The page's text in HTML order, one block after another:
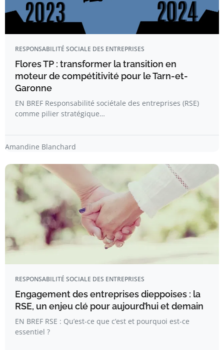
RESPONSABILITÉ SOCIALE DES ENTREPRISES
Flores TP : transformer la transition en
moteur de compétitivité pour le Tarn-et-
Garonne
EN BREF Responsabilité sociétale des entreprises (RSE)
comme pilier stratégique…
Amandine Blanchard
RESPONSABILITÉ SOCIALE DES ENTREPRISES
Engagement des entreprises dieppoises : la
RSE, un enjeu clé pour aujourd’hui et demain
EN BREF RSE : Qu’est-ce que c’est et pourquoi est-ce
essentiel ?